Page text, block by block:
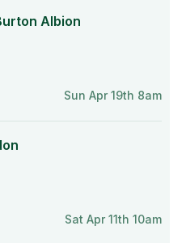
Albion
Sun Apr 19th 8am
Sat Apr 11th 10am